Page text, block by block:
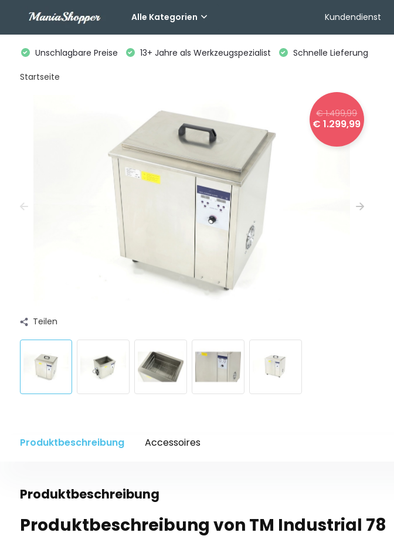
Alle Kategorien Kundendienst
Unschlagbare Preise 13+ Jahre als Werkzeugspezialist Schnelle Lieferung
Startseite
€ 1.499,99
€ 1.299,99
Teilen
Produktbeschreibung Accessoires
Produktbeschreibung
Produktbeschreibung von TM Industrial 78